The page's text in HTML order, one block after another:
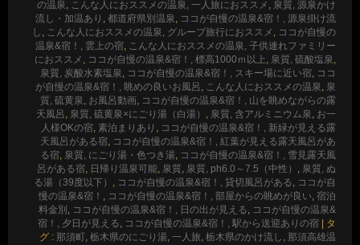
の温泉
こんな人におススメの温泉, 一人旅におススメ
泉質, 源泉かけ
流し・加温あり
都道府県別温泉
ココが自慢の温泉&宿！, 源泉掛け流
し
こんな人におススメの温泉, グループ旅行におススメ
ココが自慢の
温泉&宿！, 雲上の宿
こんな人におススメの温泉, 子供連れファミリー
におススメ
ココが自慢の温泉&宿！, 標高1000ｍ以上 泉質, 硫酸塩泉
泉質, 炭酸水素塩泉
ココが自慢の温泉&宿！, スキー場に近い宿 ココ
が自慢の温泉&宿！, 眺めの良いお風呂
こんな人におススメの温泉 泉
質, 硫黄泉 お風呂動画 ココが自慢の温泉&宿！, 山を眺めながらの露
天風呂
泉質, 硫黄泉×にごり湯（白湯） 泉質, 含アルミニウム泉 お一
人様OKの宿 素泊まりあり
ココが自慢の温泉&宿！, 新緑が見える露
天風呂がある宿 ココが自慢の温泉&宿！, 紅葉が見える露天風呂があ
る宿 泉質, にごり湯・色つき湯 ココが自慢の温泉&宿！, 雪見露天風
呂がある宿 日帰り温泉可能 泉質 泉質, ph6.0～7.5（中性）
泉質, ぬ
る湯（39度以下）
ココが自慢の温泉&宿！, 貸切風呂がある
ココが自
慢の温泉&宿！
ココが自慢の温泉&宿！, 部屋からの眺めが良い 宿泊
料金別
ココが自慢の温泉&宿！, 日の出が見える
ココが自慢の温泉&
宿！, 夕日が見える
ココが自慢の温泉&宿！, 駅から送迎ありの宿 | タ
グ : 那須町 栃木県のにごり湯 一人旅 栃木県のかけ流し
那須高雄温